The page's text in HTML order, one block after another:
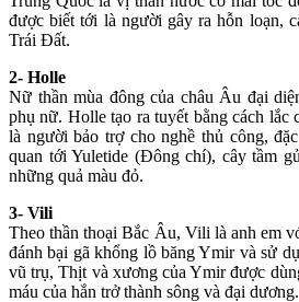
được biết tới là người gây ra hỗn loạn,
Trái Đất.
2- Holle
Nữ thần mùa đông của châu Âu đại
phụ nữ. Holle tạo ra tuyết bằng cách lắc
là người bảo trợ cho nghề thủ công,
quan tới Yuletide (Đông chí), cây tầm
những quả màu đỏ.
3- Vili
Theo thần thoại Bắc Âu, Vili là anh em
đánh bại gã khổng lồ băng Ymir và sử
vũ trụ, Thịt và xương của Ymir được
máu của hắn trở thành sông và đại dương.